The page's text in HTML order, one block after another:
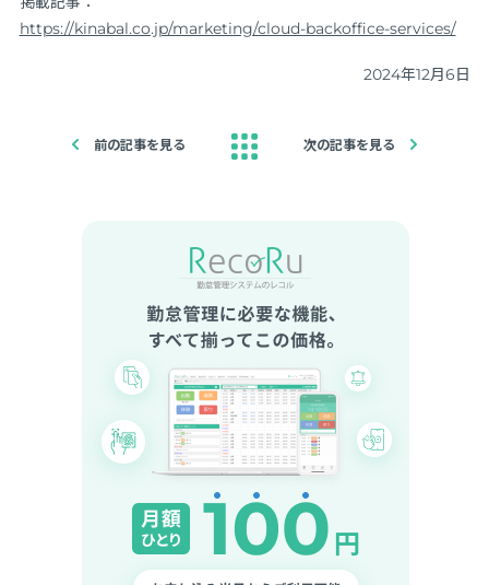
https://kinabal.co.jp/marketing/cloud-backoffice-services/
2024年12月6日
前の記事を見る 次の記事を見る